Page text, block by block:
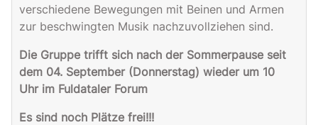
verschiedene Bewegungen mit Beinen und Armen
zur beschwingten Musik nachzuvollziehen sind.
Die Gruppe trifft sich nach der Sommerpause seit
dem 04. September (Donnerstag) wieder um 10
Uhr im Fuldataler Forum
Es sind noch Plätze frei!!!